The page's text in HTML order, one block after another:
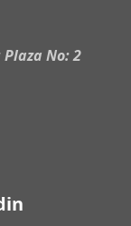
Plaza No: 2